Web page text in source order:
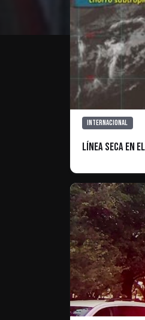
Internacional
Línea seca en